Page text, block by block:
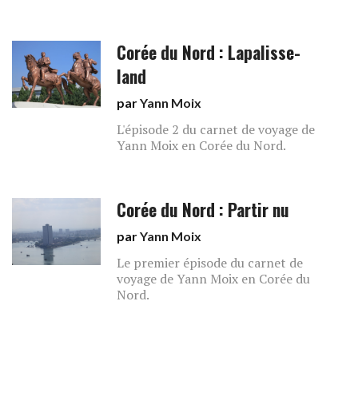
Corée du Nord : Lapalisse-
land
parYann Moix
L'épisode 2 du carnet de voyage de
Yann Moix en Corée du Nord.
Corée du Nord : Partir nu
parYann Moix
Le premier épisode du carnet de
voyage de Yann Moix en Corée du
Nord.